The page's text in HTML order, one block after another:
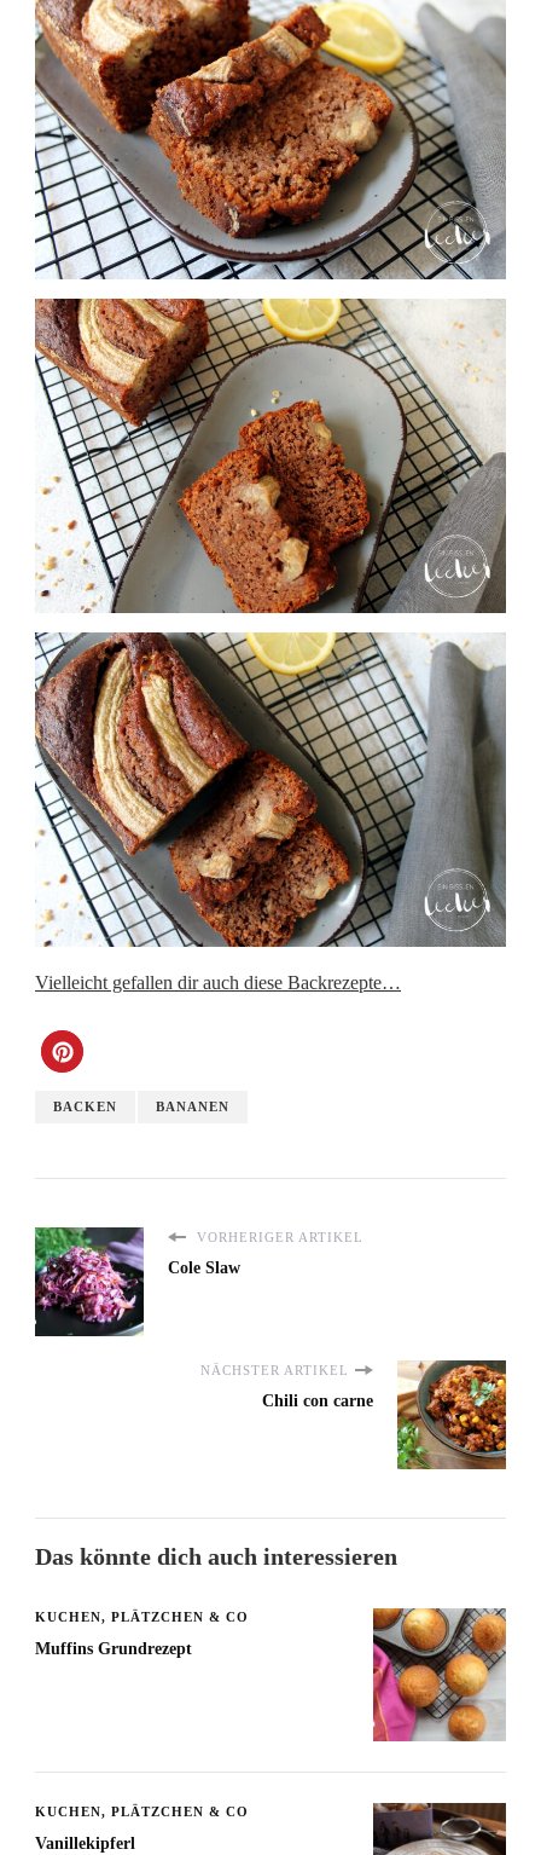
Vielleicht gefallen dir auch diese Backrezepte…
BACKEN BANANEN
VORHERIGER ARTIKEL
Cole Slaw
NÄCHSTER ARTIKEL
Chili con carne
Das könnte dich auch interessieren
KUCHEN, PLÄTZCHEN & CO
Muffins Grundrezept
KUCHEN, PLÄTZCHEN & CO
Vanillekipferl